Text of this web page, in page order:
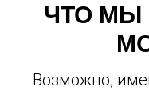
ЧТО МЫ
Возможно,